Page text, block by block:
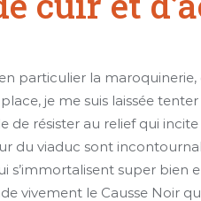
particulier la
je me suis laissée
de résister au relief qui
du viaduc sont
s’immortalisent super bien
vivement le Causse Noir